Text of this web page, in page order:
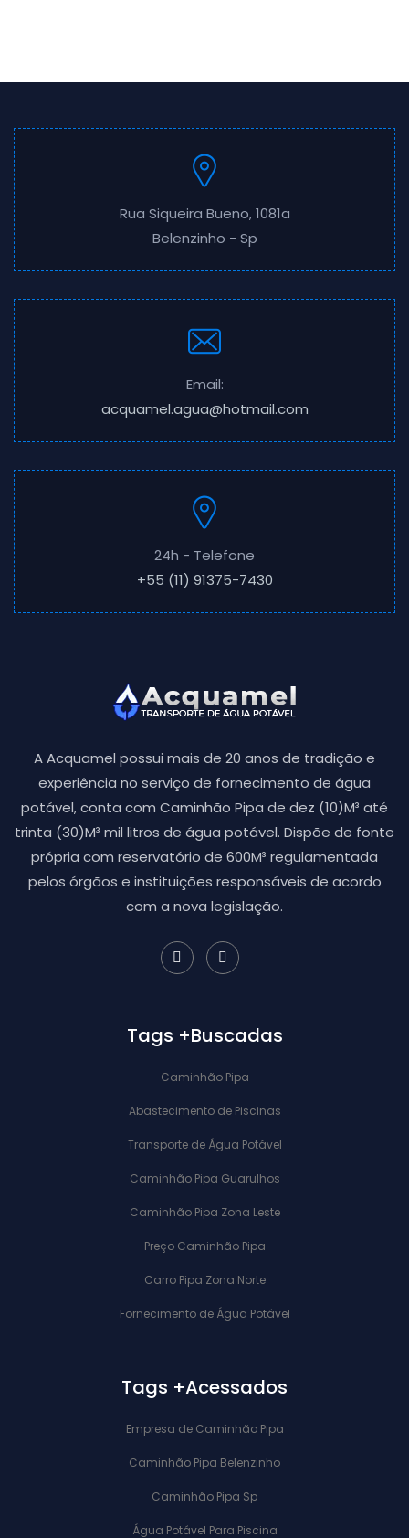
Rua Siqueira Bueno, 1081a
Belenzinho - Sp
Email:
acquamel.agua@hotmail.com
24h - Telefone
+55 (11) 91375-7430
A Acquamel possui mais de 20 anos de tradição e
experiência no serviço de fornecimento de água
potável, conta com Caminhão Pipa de dez (10)M³ até
trinta (30)M³ mil litros de água potável. Dispõe de fonte
própria com reservatório de 600M³ regulamentada
pelos órgãos e instituições responsáveis de acordo
com a nova legislação.
Tags +Buscadas
Caminhão Pipa
Abastecimento de Piscinas
Transporte de Água Potável
Caminhão Pipa Guarulhos
Caminhão Pipa Zona Leste
Preço Caminhão Pipa
Carro Pipa Zona Norte
Fornecimento de Água Potável
Tags +Acessados
Empresa de Caminhão Pipa
Caminhão Pipa Belenzinho
Caminhão Pipa Sp
Água Potável Para Piscina